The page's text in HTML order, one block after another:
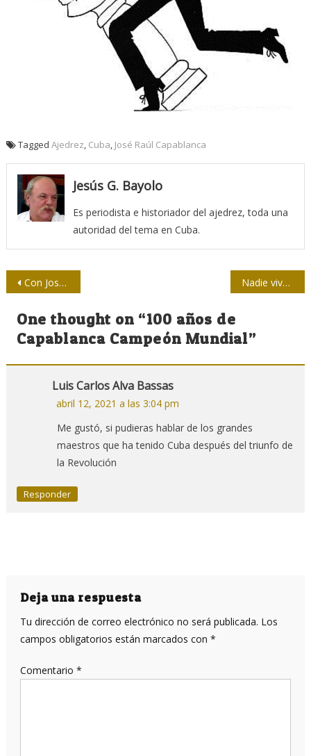
Tagged Ajedrez, Cuba, José Raúl Capablanca
Jesús G. Bayolo
Es periodista e historiador del ajedrez, toda una
autoridad del tema en Cuba.
Navegación
de
entradas
Con José Martí, la plena cubanía Nadie vive del aire
One thought on “100 años de
Capablanca Campeón Mundial”
Luis Carlos Alva Bassas
abril 12, 2021 a las 3:04 pm
Me gustó, si pudieras hablar de los grandes
maestros que ha tenido Cuba después del triunfo de
la Revolución
Responder
Deja una respuesta
Tu dirección de correo electrónico no será publicada. Los
campos obligatorios están marcados con *
Comentario *